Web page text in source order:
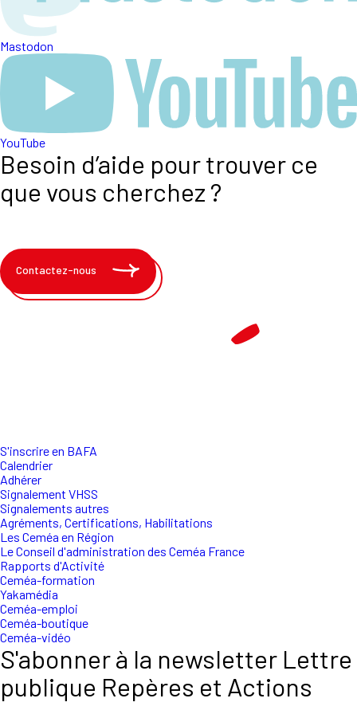
Mastodon
YouTube
Besoin d’aide pour trouver ce
que vous cherchez ?
Contactez-nous
S'inscrire en BAFA
Calendrier
Adhérer
Signalement VHSS
Signalements autres
Agréments, Certifications, Habilitations
Les Ceméa en Région
Le Conseil d'administration des Ceméa France
Rapports d'Activité
Ceméa-formation
Yakamédia
Ceméa-emploi
Ceméa-boutique
Ceméa-vidéo
S'abonner à la newsletter Lettre
publique Repères et Actions